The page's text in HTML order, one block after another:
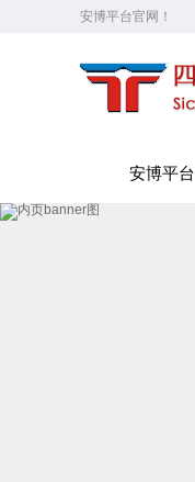
安博平台官网！
安博平台